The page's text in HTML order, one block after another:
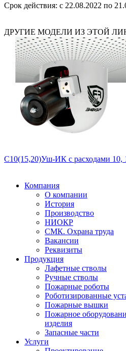
Срок действия: с 22.08.2022 по
ДРУГИЕ МОДЕЛИ ИЗ ЭТОЙ
С10(15,20)Уш-ИК с расходами 10,
Компания
О компании
История
Производство
НИОКР
СМК. Охрана труда
Вакансии
Реквизиты
Продукция
Лафетные стволы
Ручные стволы
Пожарные роботы
Роботизированные
Пожарные вышки
Пожарное
изделия
Запасные части
Услуги